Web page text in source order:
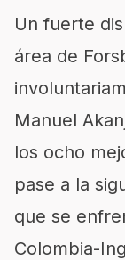
Un fuerte
área de
Manuel
los ocho
pase a la
que se
Colombia-